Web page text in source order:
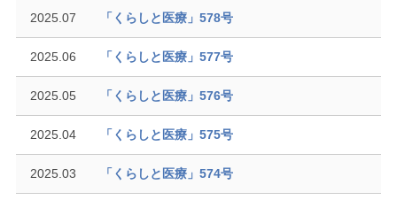
2025.07 「くらしと医療」578号
2025.06 「くらしと医療」577号
2025.05 「くらしと医療」576号
2025.04 「くらしと医療」575号
2025.03 「くらしと医療」574号